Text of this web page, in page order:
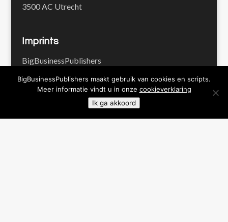
3500 AC Utrecht
Imprints
BigBusinessPublishers
Pienter Publishers
Proof Publishers
BigBusinessPublishers maakt gebruik van cookies en scripts.
Meer informatie vindt u in onze cookieverklaring
Ik ga akkoord